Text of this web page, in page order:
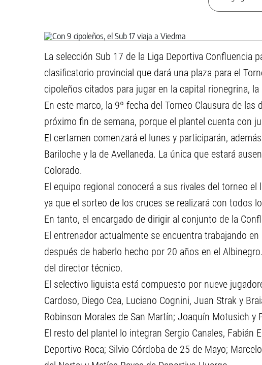
La selección Sub 17 de la Liga Deportiva Confluencia
clasificatorio provincial que dará una plaza para el
cipoleños citados para jugar en la capital rionegrina,
En este marco, la 9º fecha del Torneo Clausura de
próximo fin de semana, porque el plantel cuenta con
El certamen comenzará el lunes y participarán,
Bariloche y la de Avellaneda. La única que estará
Colorado.
El equipo regional conocerá a sus rivales del torneo
ya que el sorteo de los cruces se realizará con todos
En tanto, el encargado de dirigir al conjunto de la
El entrenador actualmente se encuentra trabajando
después de haberlo hecho por 20 años en el
del director técnico.
El selectivo liguista está compuesto por nueve
Cardoso, Diego Cea, Luciano Cognini, Juan Strak y
Robinson Morales de San Martín; Joaquín Motusich y
El resto del plantel lo integran Sergio Canales, Fabián
Deportivo Roca; Silvio Córdoba de 25 de Mayo;